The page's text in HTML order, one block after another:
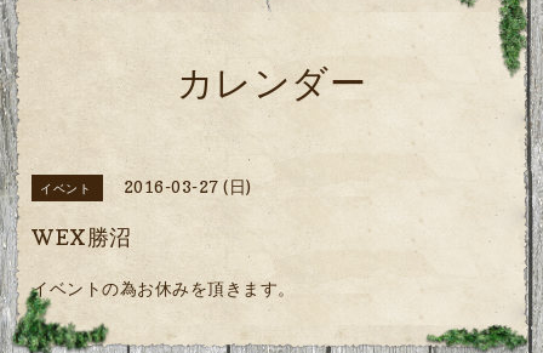
カレンダー
イベント 2016-03-27 (日)
WEX勝沼
イベントの為お休みを頂きます。